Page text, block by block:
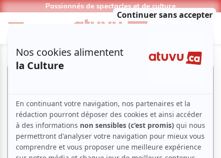
Passionnés de spectacles et de culture